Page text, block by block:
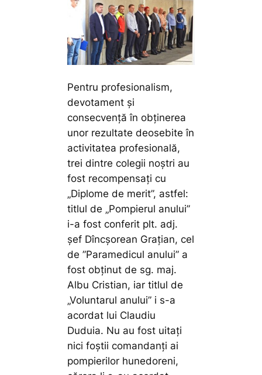
Pentru profesionalism,
devotament și
consecvență în obținerea
unor rezultate deosebite în
activitatea profesională,
trei dintre colegii noștri au
fost recompensați cu
„Diplome de merit”, astfel:
titlul de „Pompierul anului”
i-a fost conferit plt. adj.
șef Dîncșorean Grațian, cel
de ”Paramedicul anului” a
fost obținut de sg. maj.
Albu Cristian, iar titlul de
„Voluntarul anului” i s-a
acordat lui Claudiu
Duduia. Nu au fost uitați
nici foștii comandanți ai
pompierilor hunedoreni,